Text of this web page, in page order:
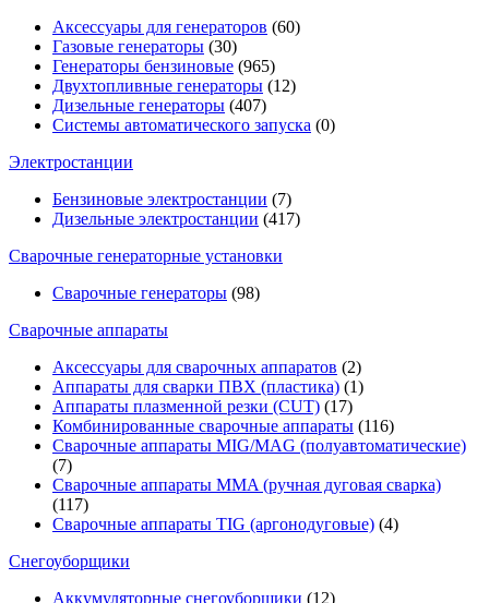
Аксессуары для генераторов (60)
Газовые генераторы (30)
Генераторы бензиновые (965)
Двухтопливные генераторы (12)
Дизельные генераторы (407)
Системы автоматического запуска (0)
Электростанции
Бензиновые электростанции (7)
Дизельные электростанции (417)
Сварочные генераторные установки
Сварочные генераторы (98)
Сварочные аппараты
Аксессуары для сварочных аппаратов (2)
Аппараты для сварки ПВХ (пластика) (1)
Аппараты плазменной резки (CUT) (17)
Комбинированные сварочные аппараты (116)
Сварочные аппараты MIG/MAG (полуавтоматические)
(7)
Сварочные аппараты MMA (ручная дуговая сварка)
(117)
Сварочные аппараты TIG (аргонодуговые) (4)
Снегоуборщики
Аккумуляторные снегоуборщики (12)